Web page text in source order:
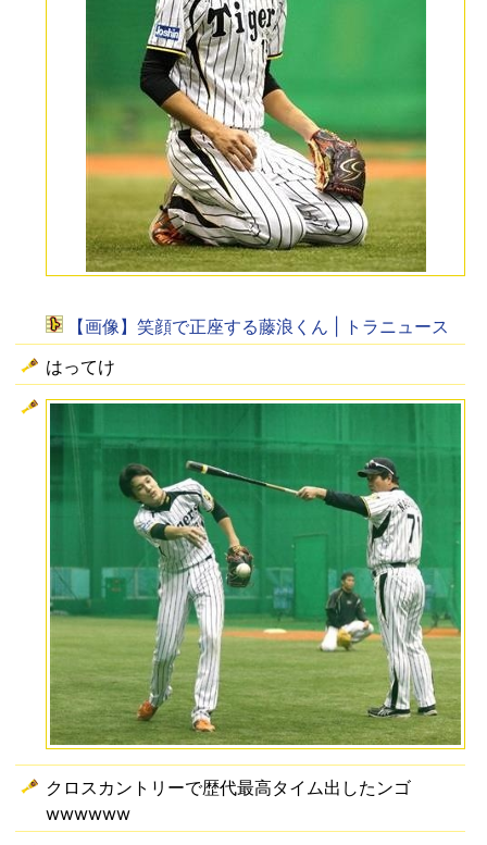
【画像】笑顔で正座する藤浪くん | トラニュース
はってけ
クロスカントリーで歴代最高タイム出したンゴ
wwwwww